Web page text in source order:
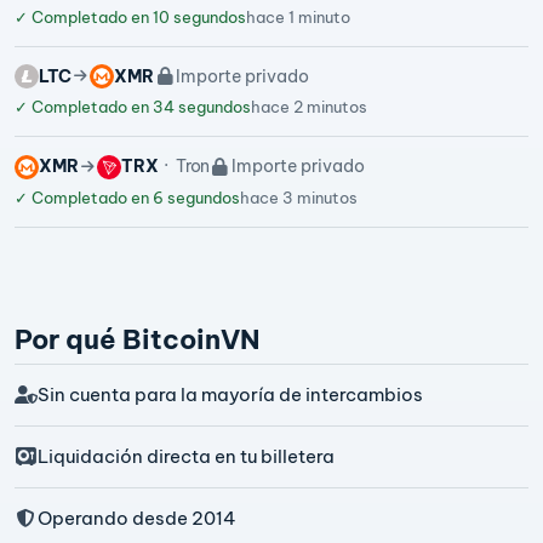
✓ Completado en 10 segundoshace 1 minuto
LTC XMR Importe privado
✓ Completado en 34 segundoshace 2 minutos
XMR TRX Tron Importe privado
✓ Completado en 6 segundoshace 3 minutos
Por qué BitcoinVN
Sin cuenta para la mayoría de intercambios
Liquidación directa en tu billetera
Operando desde 2014